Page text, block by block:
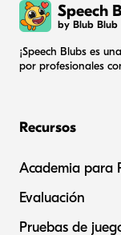
Speech
by Blub Blub
¡Speech Blubs es
por profesionales
Recursos
Academia para
Evaluación
Pruebas de